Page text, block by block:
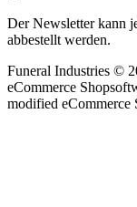
Der Newsletter kann
abbestellt werden.
Funeral Industries ©
eCommerce
modified eCommerce